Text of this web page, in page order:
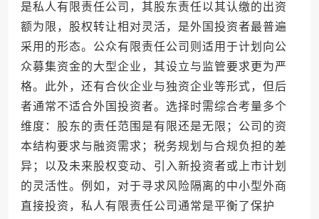
是私人有限责任公司，其股东责任以其认缴的出资
额为限，股权转让相对灵活，是外国投资者最普遍
采用的形态。公众有限责任公司则适用于计划向公
众募集资金的大型企业，其设立与监管要求更为严
格。此外，还有合伙企业与独资企业等形式，但后
者通常不适合外国投资者。选择时需综合考量多个
维度：股东的责任范围是有限还是无限；公司的资
本结构要求与融资需求；税务规划与合规负担的差
异；以及未来股权变动、引入新投资者或上市计划
的灵活性。例如，对于寻求风险隔离的中小型外商
直接投资，私人有限责任公司通常是平衡了保护